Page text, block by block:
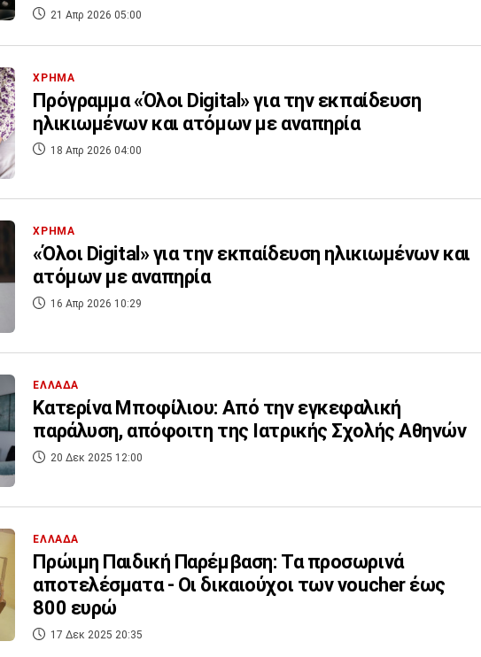
21 Απρ 2026 05:00
ΧΡΗΜΑ
Πρόγραμμα «Όλοι Digital» για την εκπαίδευση
ηλικιωμένων και ατόμων με αναπηρία
18 Απρ 2026 04:00
ΧΡΗΜΑ
«Όλοι Digital» για την εκπαίδευση ηλικιωμένων και
ατόμων με αναπηρία
16 Απρ 2026 10:29
ΕΛΛΑΔΑ
Κατερίνα Μποφίλιου: Από την εγκεφαλική
παράλυση, απόφοιτη της Ιατρικής Σχολής Αθηνών
20 Δεκ 2025 12:00
ΕΛΛΑΔΑ
Πρώιμη Παιδική Παρέμβαση: Τα προσωρινά
αποτελέσματα - Οι δικαιούχοι των voucher έως
800 ευρώ
17 Δεκ 2025 20:35